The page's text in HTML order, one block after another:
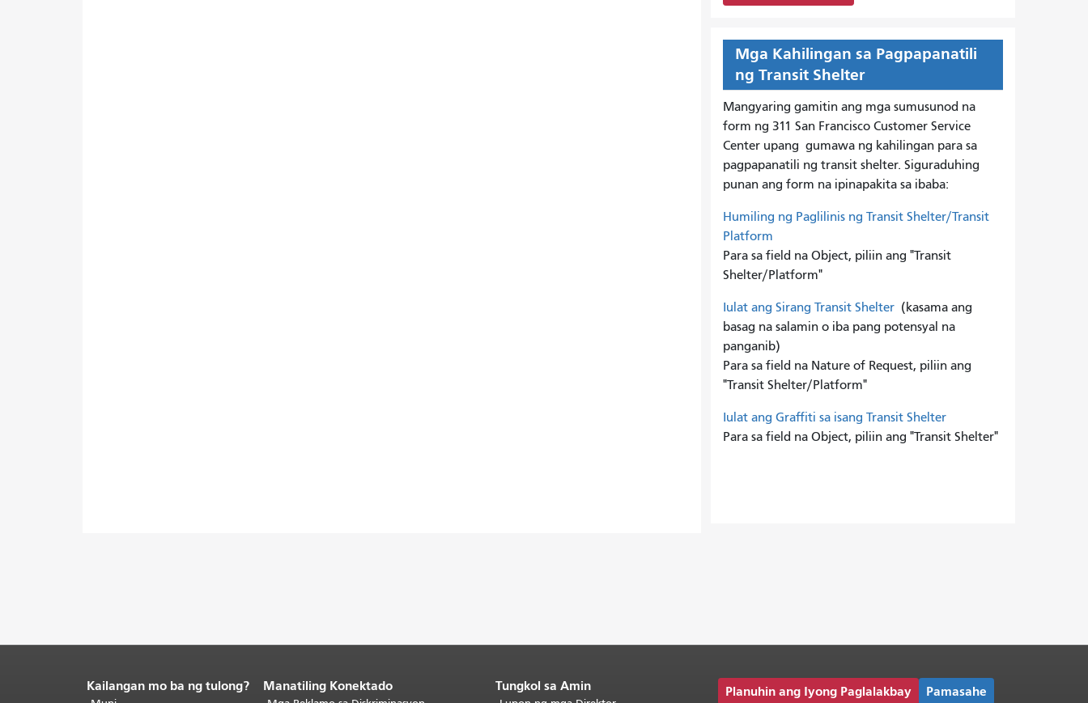
Mga Kahilingan sa Pagpapanatili
ng Transit Shelter
Mangyaring gamitin ang mga sumusunod na
form ng 311 San Francisco Customer Service
Center upang gumawa ng kahilingan para sa
pagpapanatili ng transit shelter. Siguraduhing
punan ang form na ipinapakita sa ibaba:
Humiling ng Paglilinis ng Transit Shelter/Transit
Platform
Para sa field na Object, piliin ang "Transit
Shelter/Platform"
Iulat ang Sirang Transit Shelter(kasama ang
basag na salamin o iba pang potensyal na
panganib)
Para sa field na Nature of Request, piliin ang
"Transit Shelter/Platform"
Iulat ang Graffiti sa isang Transit Shelter
Para sa field na Object, piliin ang "Transit Shelter"
Katapusan
Kailangan mo ba ng tulong? Manatiling Konektado Tungkol sa Amin Planuhin ang Iyong Paglalakbay Pamasahe